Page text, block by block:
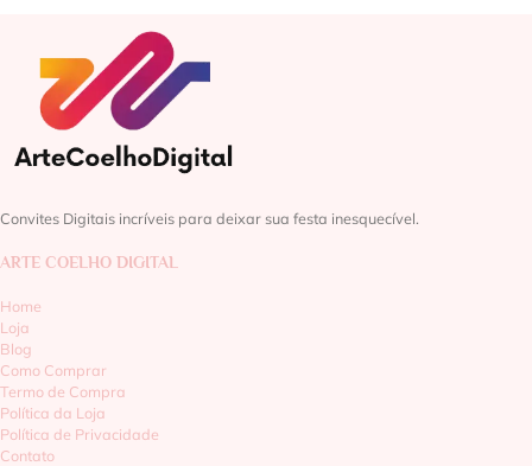
Convites Digitais incríveis para deixar sua festa inesquecível.
ARTE COELHO DIGITAL
Home
Loja
Blog
Como Comprar
Termo de Compra
Política da Loja
Política de Privacidade
Contato